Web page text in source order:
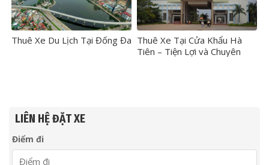
Thuê Xe Du Lịch Tại Đống Đa Thuê Xe Tại Cửa Khẩu Hà
Tiên – Tiện Lợi và Chuyên
LIÊN HỆ ĐẶT XE
Điểm đi